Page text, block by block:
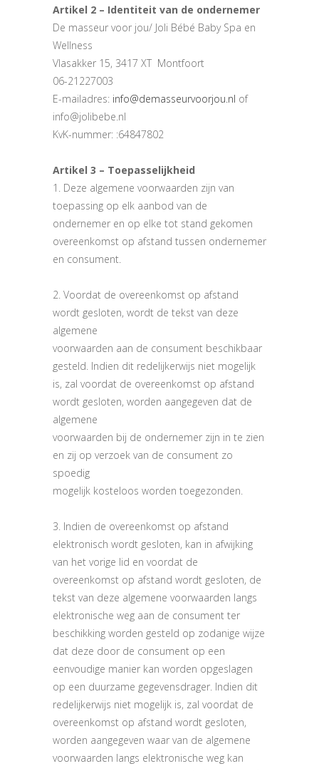
Artikel 2 – Identiteit van de ondernemer
De masseur voor jou/ Joli Bébé Baby Spa en
Wellness
Vlasakker 15, 3417 XT Montfoort
06-21227003
E-mailadres: info@demasseurvoorjou.nl of
info@jolibebe.nl
KvK-nummer: :64847802
Artikel 3 – Toepasselijkheid
1. Deze algemene voorwaarden zijn van
toepassing op elk aanbod van de
ondernemer en op elke tot stand gekomen
overeenkomst op afstand tussen ondernemer
en consument.
2. Voordat de overeenkomst op afstand
wordt gesloten, wordt de tekst van deze
algemene
voorwaarden aan de consument beschikbaar
gesteld. Indien dit redelijkerwijs niet mogelijk
is, zal voordat de overeenkomst op afstand
wordt gesloten, worden aangegeven dat de
algemene
voorwaarden bij de ondernemer zijn in te zien
en zij op verzoek van de consument zo
spoedig
mogelijk kosteloos worden toegezonden.
3. Indien de overeenkomst op afstand
elektronisch wordt gesloten, kan in afwijking
van het vorige lid en voordat de
overeenkomst op afstand wordt gesloten, de
tekst van deze algemene voorwaarden langs
elektronische weg aan de consument ter
beschikking worden gesteld op zodanige wijze
dat deze door de consument op een
eenvoudige manier kan worden opgeslagen
op een duurzame gegevensdrager. Indien dit
redelijkerwijs niet mogelijk is, zal voordat de
overeenkomst op afstand wordt gesloten,
worden aangegeven waar van de algemene
voorwaarden langs elektronische weg kan